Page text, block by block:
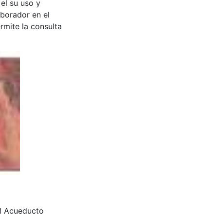
su uso y
en el
la consulta
Acueducto